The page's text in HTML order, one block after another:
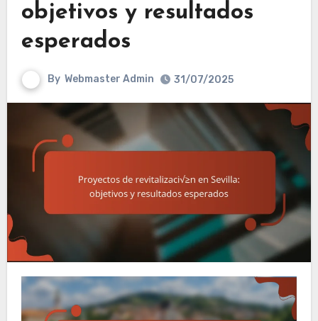
objetivos y resultados
esperados
By Webmaster Admin 31/07/2025